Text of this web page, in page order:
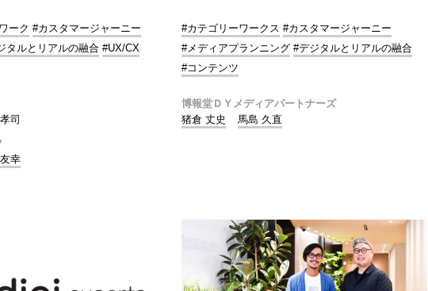
ーク #カスタマージャーニー
タルとリアルの融合 #UX/CX
司
幸
#カテゴリーワークス #カスタマージャーニー
#メディアプランニング #デジタルとリアルの融合
#コンテンツ
博報堂ＤＹメディアパートナーズ
猪倉 丈史
馬島 久直